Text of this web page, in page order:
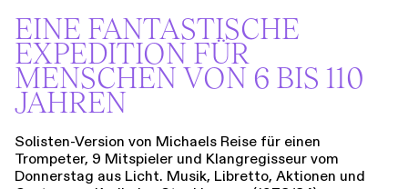
EINE FANTASTISCHE
EXPEDITION FÜR
MENSCHEN VON 6 BIS 110
JAHREN
Solisten-Version von Michaels Reise für einen
Trompeter, 9 Mitspieler und Klangregisseur vom
Donnerstag aus Licht. Musik, Libretto, Aktionen und